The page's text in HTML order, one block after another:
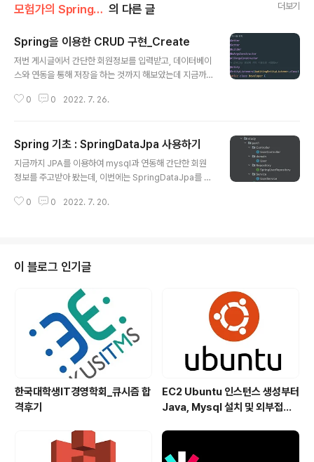
모험가의 Spring/Spring 의 다른 글 더보기
Spring을 이용한 CRUD 구현_Create
저번 게시글에서 간단한 회원정보를 입력받고, 데이터베이
스와 연동을 통해 저장을 하는 것까지 해보았는데 지금까
보려고 한다. 여기서 CRUD란 Create, Read, Update,
써 회원정보를 입력받고 DB에 저장받는 부분을 구현해보
도록 하겠다. 코드를 관리하고 유지보수하는것은 정말 중
요한 부분이기 때문에 패키지의 구조를 잘 만들고 효율적
중요한 내용임을 계속해서 배우고 있다. 저번보다 더 자세
0 0 2022. 7. 26.
Spring 기초 : SpringDataJpa 사용하기
지금까지 JPA를 이용하여 mysql과 연동해 간단한 회원
정보를 주고받아 봤는데, 이번에는 SpringDataJpa를 이
공부를 하지 않고 SpringDataJpa를 쓰는 것은 좋진 않
름을 이해하고 익혀보도록 하자. 상단 폴더에서 Reposito
ry에 Jpa 부분을 삭제하고 SpringUserRepository 라
는 인터페이스 하나를 생성해주었다. 이 인터페이스를 통
해 이미 구현되어있는 메소드들을 불러와 SQL 쿼리문을
자동으로 처리해주는 방식으로 김영한 님의 말씀대로 정말
0 0 2022. 7. 20.
이 블로그 인기글
한국대학생IT경영학회_큐시즘 합
격후기
EC2 Ubuntu 인스턴스 생성부터
Java, Mysql 설치 및 외부접속